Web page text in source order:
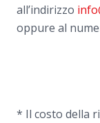
all’indirizzo
oppure al
* Il costo della